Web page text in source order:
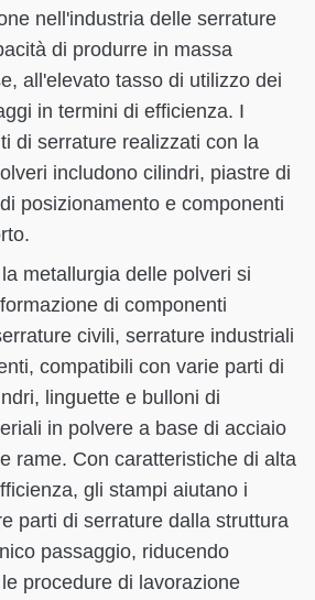
nell'industria delle serrature
di produrre in massa
all'elevato tasso di utilizzo dei
in termini di efficienza. I
di serrature realizzati con la
includono cilindri, piastre di
posizionamento e componenti
metallurgia delle polveri si
di componenti
civili, serrature industriali
compatibili con varie parti di
linguette e bulloni di
in polvere a base di acciaio
rame. Con caratteristiche di alta
gli stampi aiutano i
parti di serrature dalla struttura
passaggio, riducendo
procedure di lavorazione